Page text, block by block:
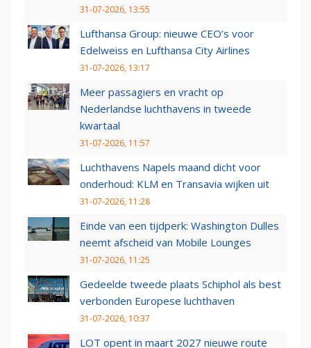
31-07-2026, 13:55
Lufthansa Group: nieuwe CEO’s voor
Edelweiss en Lufthansa City Airlines
31-07-2026, 13:17
Meer passagiers en vracht op
Nederlandse luchthavens in tweede
kwartaal
31-07-2026, 11:57
Luchthavens Napels maand dicht voor
onderhoud: KLM en Transavia wijken uit
31-07-2026, 11:28
Einde van een tijdperk: Washington Dulles
neemt afscheid van Mobile Lounges
31-07-2026, 11:25
Gedeelde tweede plaats Schiphol als best
verbonden Europese luchthaven
31-07-2026, 10:37
LOT opent in maart 2027 nieuwe route